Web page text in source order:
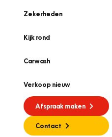
Zekerheden
Kijk rond
Carwash
Verkoop nieuw
Afspraak maken
Contact